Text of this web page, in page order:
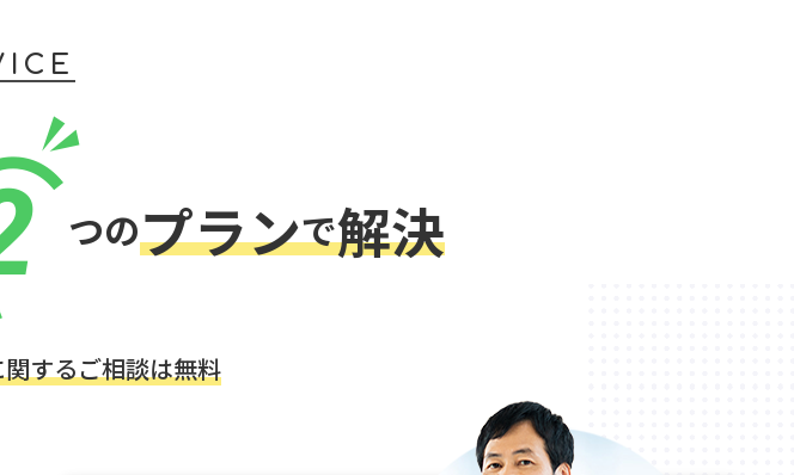
つのプランで解決
するご相談は無料